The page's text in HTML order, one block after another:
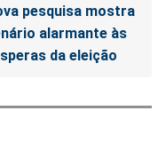
pesquisa mostra
alarmante às
da eleição